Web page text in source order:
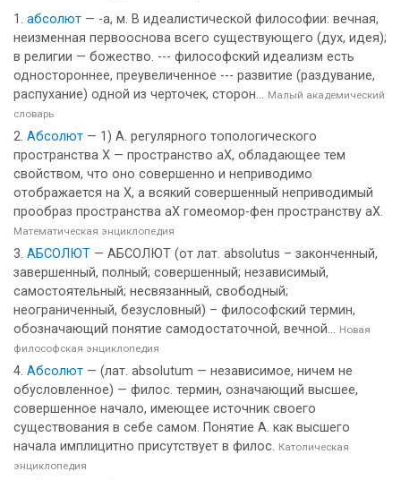
абсолют — -а, м. В идеалистической философии: вечная,
неизменная первооснова всего существующего (дух, идея);
в религии — божество. --- философский идеализм есть
одностороннее, преувеличенное --- развитие (раздувание,
распухание) одной из черточек, сторон... Малый академический
словарь
Абсолют — 1) А. регулярного топологического
пространства X — пространство аХ, обладающее тем
свойством, что оно совершенно и неприводимо
отображается на X, а всякий совершенный неприводимый
прообраз пространства аХ гомеомор-фен пространству аХ.
Математическая энциклопедия
АБСОЛЮТ — АБСОЛЮТ (от лат. absolutus – законченный,
завершенный, полный; совершенный; независимый,
самостоятельный; несвязанный, свободный;
неограниченный, безусловный) – философский термин,
обозначающий понятие самодостаточной, вечной... Новая
философская энциклопедия
Абсолют — (лат. absolutum — независимое, ничем не
обусловленное) — филос. термин, означающий высшее,
совершенное начало, имеющее источник своего
существования в себе самом. Понятие А. как высшего
начала имплицитно присутствует в филос. Католическая
энциклопедия